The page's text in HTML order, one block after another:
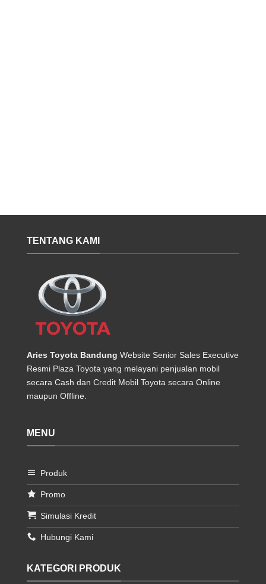
TENTANG KAMI
Aries Toyota Bandung Website Senior Sales Executive
Resmi Plaza Toyota yang melayani penjualan mobil
secara Cash dan Credit Mobil Toyota secara Online
maupun Offline.
MENU
Produk
Promo
Simulasi Kredit
Hubungi Kami
KATEGORI PRODUK